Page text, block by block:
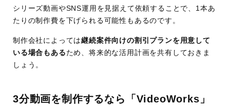
シリーズ動画やSNS運用を見据えて依頼することで、1本あ
たりの制作費を下げられる可能性もあるのです。
制作会社によっては継続案件向けの割引プランを用意して
いる場合もある ため、将来的な活用計画を共有しておきま
しょう。
3分動画を制作するなら「VideoWorks」